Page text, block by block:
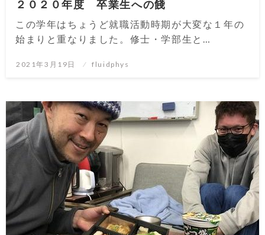
２０２０年度 卒業生への餞
この学年はちょうど就職活動時期が大変な１年の
始まりと重なりました。修士・学部生と…
投
2021年3月19日 fluidphys